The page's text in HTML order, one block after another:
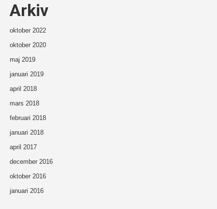
Arkiv
oktober 2022
oktober 2020
maj 2019
januari 2019
april 2018
mars 2018
februari 2018
januari 2018
april 2017
december 2016
oktober 2016
januari 2016